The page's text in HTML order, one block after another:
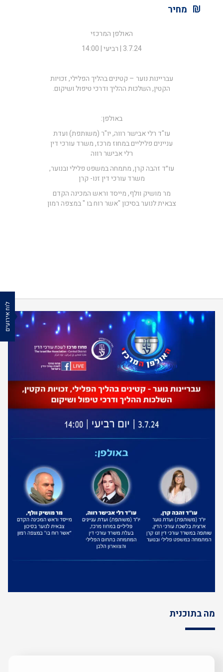
מחיר
האולפן המרכזי
3.7.24 | רביעי | 14:00
עבריינות נוער – קטינים בהליך הפלילי, זכויות
הקטין, השלכות ההליך ודרכי טיפול ושיקום.
באולפן:
עו"ד רלי אבישר רווה, יו"ר (משותפת) ועדת
עניינים פליליים במחוז מרכז, משרד עורכי דין
רלי אבישר רווה
עו״ד זהבה קרן, מתמחה במשפט פלילי ובנוער,
משרד עורכי דין זנו- קרן
מר מושיק וולף, מייסד וראש המכינה הקדם
צבאית לנוער בסיכון "אשר רוח בו " במצפה רמון
מה בתוכנית
לוח אירועים